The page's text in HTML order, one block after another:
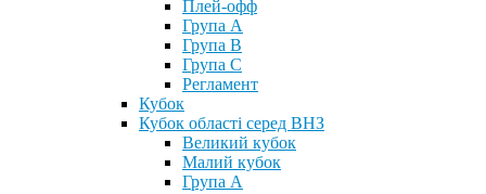
Плей-офф
Група А
Група В
Група С
Регламент
Кубок
Кубок області серед ВНЗ
Великий кубок
Малий кубок
Група А